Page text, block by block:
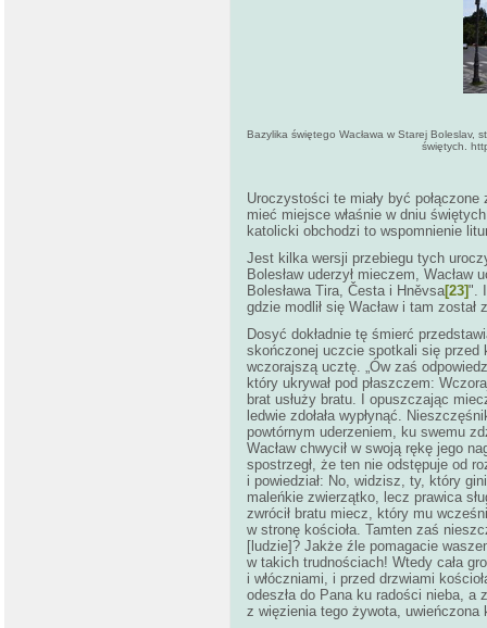
Bazylika świętego Wacława w Starej Boleslav,
świętych.
Uroczystości te miały być
mieć miejsce właśnie w dniu
katolicki obchodzi to wspomnienie
Jest kilka wersji przebiegu tych
Bolesław uderzył mieczem, Wacław
Bolesława Tira, Česta i Hněvsa[23]".
gdzie modlił się Wacław i tam został
Dosyć dokładnie tę śmierć
skończonej uczcie spotkali się przed
wczorajszą ucztę. „Ów zaś
który ukrywał pod płaszczem:
brat usłuży bratu. I opuszczając
ledwie zdołała wypłynąć.
powtórnym uderzeniem, ku swemu
Wacław chwycił w swoją rękę jego
spostrzegł, że ten nie odstępuje od
i powiedział: No, widzisz, ty, który
maleńkie zwierzątko, lecz prawica
zwrócił bratu miecz, który mu
w stronę kościoła. Tamten zaś
[ludzie]? Jakże źle pomagacie
w takich trudnościach! Wtedy cała
i włóczniami, i przed drzwiami
odeszła do Pana ku radości nieba,
z więzienia tego żywota, uwieńczona